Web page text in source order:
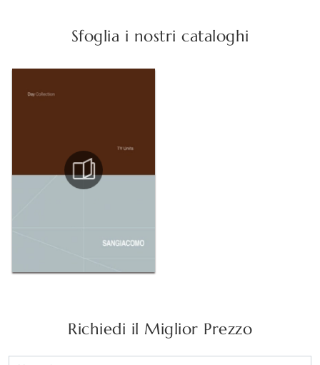
Sfoglia i nostri cataloghi
Richiedi il Miglior Prezzo